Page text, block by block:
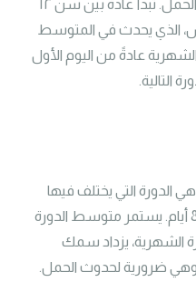
جسم المرأة استعدادًا لاحتمالية الحمل. تبدأ عادةً بين سن ١٢
الذي يحدث في المتوسط
الشهرية عادةً من اليوم الأول
التالية.
الدورة التي يختلف فيها
أطول وأقصر دورتين بأقل من 8 أيام. يستمر متوسط ​​الدورة
الدورة الشهرية، يزداد سمك
وهي ضرورية لحدوث الحمل.